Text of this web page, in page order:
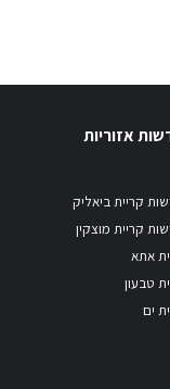
אזוריות
קריית ביאליק
קריית מוצקין
אתא
טבעון
ים